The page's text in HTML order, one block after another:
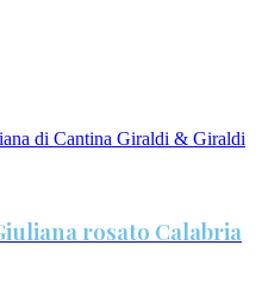
rosato Calabria